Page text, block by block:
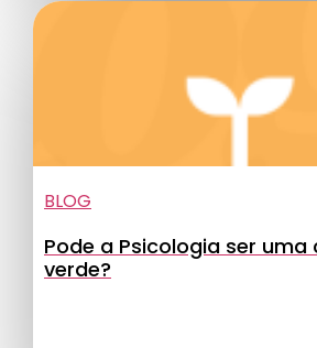
BLOG
Pode a Psicologia ser uma
verde?